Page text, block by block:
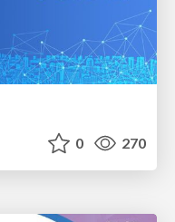
0 270